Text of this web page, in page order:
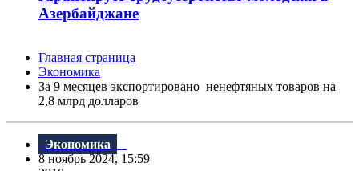
Азербайджане
Главная страница
Экономика
За 9 месяцев экспортировано ненефтяных товаров на
2,8 млрд долларов
Экономика
8 ноябрь 2024, 15:59